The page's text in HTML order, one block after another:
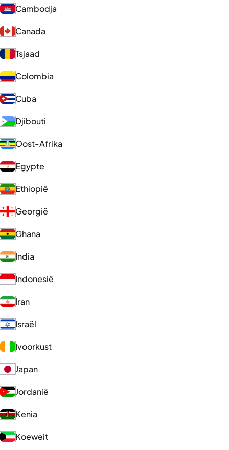
Cambodja
Canada
Tsjaad
Colombia
Cuba
Djibouti
Oost-Afrika
Egypte
Ethiopië
Georgië
Ghana
India
Indonesië
Iran
Israël
Ivoorkust
Japan
Jordanië
Kenia
Koeweit